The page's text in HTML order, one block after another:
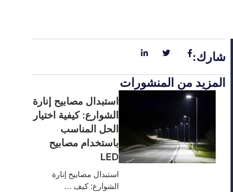
شارك:
المزيد من المنشورات
استبدال مصابيح إنارة
الشوارع: كيفية اختيار
الحل المناسب
باستخدام مصابيح
LED
استبدال مصابيح إنارة
الشوارع: كيف …